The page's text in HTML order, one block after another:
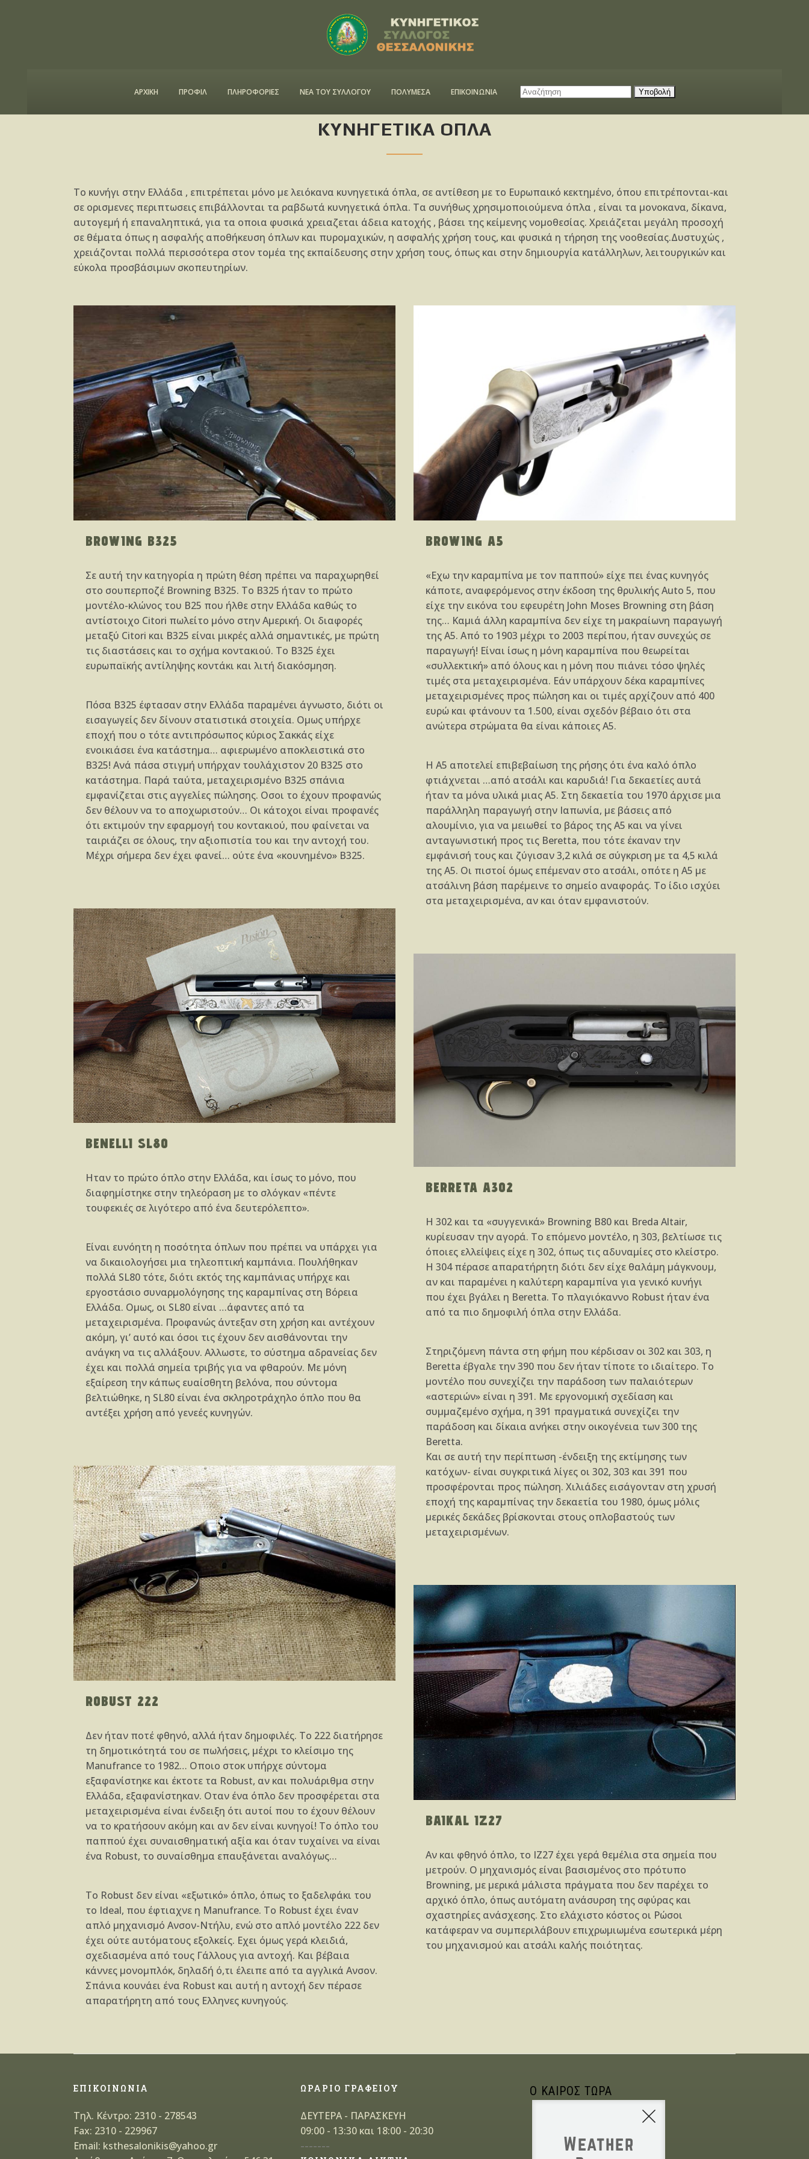
ΑΡΧΙΚΗ ΠΡΟΦΙΛ ΠΛΗΡΟΦΟΡΙΕΣ ΝΕΑ ΤΟΥ ΣΥΛΛΟΓΟΥ ΠΟΛΥΜΕΣΑ ΕΠΙΚΟΙΝΩΝΙΑ
ΚΥΝΗΓΕΤΙΚΑ ΟΠΛΑ
Το κυνήγι στην Ελλάδα , επιτρέπεται μόνο με λειόκανα κυνηγετικά όπλα, σε αντίθεση με το Ευρωπαικό κεκτημένο, όπου επιτρέπονται-και
σε ορισμενες περιπτωσεις επιβάλλονται τα ραβδωτά κυνηγετικά όπλα. Τα συνήθως χρησιμοποιούμενα όπλα , είναι τα μονοκανα, δίκανα,
αυτογεμή ή επαναληπτικά, για τα οποια φυσικά χρειαζεται άδεια κατοχής , βάσει της κείμενης νομοθεσίας. Χρειάζεται μεγάλη προσοχή
σε θέματα όπως η ασφαλής αποθήκευση όπλων και πυρομαχικών, η ασφαλής χρήση τους, και φυσικά η τήρηση της νοοθεσίας.Δυστυχώς ,
χρειάζονται πολλά περισσότερα στον τομέα της εκπαίδευσης στην χρήση τους, όπως και στην δημιουργία κατάλληλων, λειτουργικών και
εύκολα προσβάσιμων σκοπευτηρίων.
BROWING B325
Σε αυτή την κατηγορία η πρώτη θέση πρέπει να παραχωρηθεί
στο σουπερποζέ Browning B325. Το Β325 ήταν το πρώτο
μοντέλο-κλώνος του Β25 που ήλθε στην Ελλάδα καθώς το
αντίστοιχο Citori πωλείτο μόνο στην Αμερική. Οι διαφορές
μεταξύ Citori και Β325 είναι μικρές αλλά σημαντικές, με πρώτη
τις διαστάσεις και το σχήμα κοντακιού. Το Β325 έχει
ευρωπαϊκής αντίληψης κοντάκι και λιτή διακόσμηση.
Πόσα Β325 έφτασαν στην Ελλάδα παραμένει άγνωστο, διότι οι
εισαγωγείς δεν δίνουν στατιστικά στοιχεία. Ομως υπήρχε
εποχή που ο τότε αντιπρόσωπος κύριος Σακκάς είχε
ενοικιάσει ένα κατάστημα… αφιερωμένο αποκλειστικά στο
Β325! Ανά πάσα στιγμή υπήρχαν τουλάχιστον 20 Β325 στο
κατάστημα. Παρά ταύτα, μεταχειρισμένο Β325 σπάνια
εμφανίζεται στις αγγελίες πώλησης. Οσοι το έχουν προφανώς
δεν θέλουν να το αποχωριστούν… Οι κάτοχοι είναι προφανές
ότι εκτιμούν την εφαρμογή του κοντακιού, που φαίνεται να
ταιριάζει σε όλους, την αξιοπιστία του και την αντοχή του.
Μέχρι σήμερα δεν έχει φανεί… ούτε ένα «κουνημένο» Β325.
BENELLI SL80
Ηταν το πρώτο όπλο στην Ελλάδα, και ίσως το μόνο, που
διαφημίστηκε στην τηλεόραση με το σλόγκαν «πέντε
τουφεκιές σε λιγότερο από ένα δευτερόλεπτο».
Είναι ευνόητη η ποσότητα όπλων που πρέπει να υπάρχει για
να δικαιολογήσει μια τηλεοπτική καμπάνια. Πουλήθηκαν
πολλά SL80 τότε, διότι εκτός της καμπάνιας υπήρχε και
εργοστάσιο συναρμολόγησης της καραμπίνας στη Βόρεια
Ελλάδα. Ομως, οι SL80 είναι …άφαντες από τα
μεταχειρισμένα. Προφανώς άντεξαν στη χρήση και αντέχουν
ακόμη, γι’ αυτό και όσοι τις έχουν δεν αισθάνονται την
ανάγκη να τις αλλάξουν. Αλλωστε, το σύστημα αδρανείας δεν
έχει και πολλά σημεία τριβής για να φθαρούν. Με μόνη
εξαίρεση την κάπως ευαίσθητη βελόνα, που σύντομα
βελτιώθηκε, η SL80 είναι ένα σκληροτράχηλο όπλο που θα
αντέξει χρήση από γενεές κυνηγών.
ROBUST 222
Δεν ήταν ποτέ φθηνό, αλλά ήταν δημοφιλές. Το 222 διατήρησε
τη δημοτικότητά του σε πωλήσεις, μέχρι το κλείσιμο της
Manufrance τo 1982… Οποιο στοκ υπήρχε σύντομα
εξαφανίστηκε και έκτοτε τα Robust, αν και πολυάριθμα στην
Ελλάδα, εξαφανίστηκαν. Οταν ένα όπλο δεν προσφέρεται στα
μεταχειρισμένα είναι ένδειξη ότι αυτοί που το έχουν θέλουν
να το κρατήσουν ακόμη και αν δεν είναι κυνηγοί! Το όπλο του
παππού έχει συναισθηματική αξία και όταν τυχαίνει να είναι
ένα Robust, το συναίσθημα επαυξάνεται αναλόγως…
Το Robust δεν είναι «εξωτικό» όπλο, όπως το ξαδελφάκι του
το Ideal, που έφτιαχνε η Manufrance. Το Robust έχει έναν
απλό μηχανισμό Ανσον-Ντήλυ, ενώ στο απλό μοντέλο 222 δεν
έχει ούτε αυτόματους εξολκείς. Εχει όμως γερά κλειδιά,
σχεδιασμένα από τους Γάλλους για αντοχή. Και βέβαια
κάννες μονομπλόκ, δηλαδή ό,τι έλειπε από τα αγγλικά Ανσον.
Σπάνια κουνάει ένα Robust και αυτή η αντοχή δεν πέρασε
απαρατήρητη από τους Ελληνες κυνηγούς.
BROWING A5
«Εχω την καραμπίνα με τον παππού» είχε πει ένας κυνηγός
κάποτε, αναφερόμενος στην έκδοση της θρυλικής Auto 5, που
είχε την εικόνα του εφευρέτη John Moses Browning στη βάση
της… Καμιά άλλη καραμπίνα δεν είχε τη μακραίωνη παραγωγή
της Α5. Από το 1903 μέχρι το 2003 περίπου, ήταν συνεχώς σε
παραγωγή! Είναι ίσως η μόνη καραμπίνα που θεωρείται
«συλλεκτική» από όλους και η μόνη που πιάνει τόσο ψηλές
τιμές στα μεταχειρισμένα. Εάν υπάρχουν δέκα καραμπίνες
μεταχειρισμένες προς πώληση και οι τιμές αρχίζουν από 400
ευρώ και φτάνουν τα 1.500, είναι σχεδόν βέβαιο ότι στα
ανώτερα στρώματα θα είναι κάποιες Α5.
Η Α5 αποτελεί επιβεβαίωση της ρήσης ότι ένα καλό όπλο
φτιάχνεται …από ατσάλι και καρυδιά! Για δεκαετίες αυτά
ήταν τα μόνα υλικά μιας Α5. Στη δεκαετία του 1970 άρχισε μια
παράλληλη παραγωγή στην Ιαπωνία, με βάσεις από
αλουμίνιο, για να μειωθεί το βάρος της Α5 και να γίνει
ανταγωνιστική προς τις Beretta, που τότε έκαναν την
εμφάνισή τους και ζύγισαν 3,2 κιλά σε σύγκριση με τα 4,5 κιλά
της Α5. Οι πιστοί όμως επέμεναν στο ατσάλι, οπότε η Α5 με
ατσάλινη βάση παρέμεινε το σημείο αναφοράς. Το ίδιο ισχύει
στα μεταχειρισμένα, αν και όταν εμφανιστούν.
BERRETA A302
H 302 και τα «συγγενικά» Browning B80 και Breda Altair,
κυρίευσαν την αγορά. Το επόμενο μοντέλο, η 303, βελτίωσε τις
όποιες ελλείψεις είχε η 302, όπως τις αδυναμίες στο κλείστρο.
Η 304 πέρασε απαρατήρητη διότι δεν είχε θαλάμη μάγκνουμ,
αν και παραμένει η καλύτερη καραμπίνα για γενικό κυνήγι
που έχει βγάλει η Beretta. Το πλαγιόκαννο Robust ήταν ένα
από τα πιο δημοφιλή όπλα στην Ελλάδα.
Στηριζόμενη πάντα στη φήμη που κέρδισαν οι 302 και 303, η
Beretta έβγαλε την 390 που δεν ήταν τίποτε το ιδιαίτερο. Το
μοντέλο που συνεχίζει την παράδοση των παλαιότερων
«αστεριών» είναι η 391. Με εργονομική σχεδίαση και
συμμαζεμένο σχήμα, η 391 πραγματικά συνεχίζει την
παράδοση και δίκαια ανήκει στην οικογένεια των 300 της
Beretta.
Και σε αυτή την περίπτωση -ένδειξη της εκτίμησης των
κατόχων- είναι συγκριτικά λίγες οι 302, 303 και 391 που
προσφέρονται προς πώληση. Χιλιάδες εισάγονταν στη χρυσή
εποχή της καραμπίνας την δεκαετία του 1980, όμως μόλις
μερικές δεκάδες βρίσκονται στους οπλοβαστούς των
μεταχειρισμένων.
BAIKAL IZ27
Αν και φθηνό όπλο, το ΙΖ27 έχει γερά θεμέλια στα σημεία που
μετρούν. Ο μηχανισμός είναι βασισμένος στο πρότυπο
Browning, με μερικά μάλιστα πράγματα που δεν παρέχει το
αρχικό όπλο, όπως αυτόματη ανάσυρση της σφύρας και
σχαστηρίες ανάσχεσης. Στο ελάχιστο κόστος οι Ρώσοι
κατάφεραν να συμπεριλάβουν επιχρωμιωμένα εσωτερικά μέρη
του μηχανισμού και ατσάλι καλής ποιότητας.
ΕΠΙΚΟΙΝΩΝΙΑ
Τηλ. Κέντρο: 2310 - 278543
Fax: 2310 - 229967
Email: ksthesalonikis@yahoo.gr
ΩΡΑΡΙΟ ΓΡΑΦΕΙΟΥ
ΔΕΥΤΕΡΑ - ΠΑΡΑΣΚΕΥΗ
09:00 - 13:30 και 18:00 - 20:30
-------
Ο ΚΑΙΡΟΣ ΤΩΡΑ
Weather